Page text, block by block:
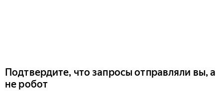
Подтвердите, что запросы отправляли вы, а
не робот